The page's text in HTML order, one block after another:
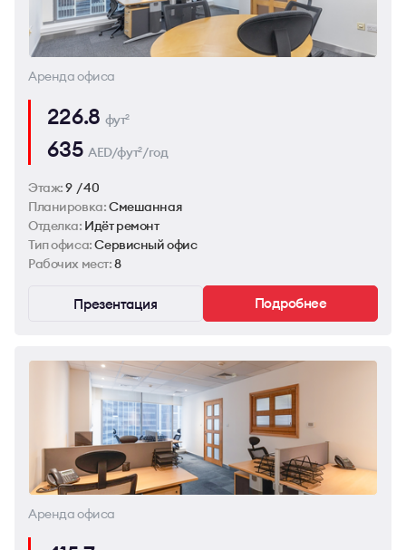
Аренда офиса
226.8 фут2
635AED/фут2/год
Этаж:9 / 40
Планировка:Смешанная
Отделка: Идёт ремонт
Тип офиса:Сервисный офис
Рабочих мест:8
Презентация Подробнее
Аренда офиса